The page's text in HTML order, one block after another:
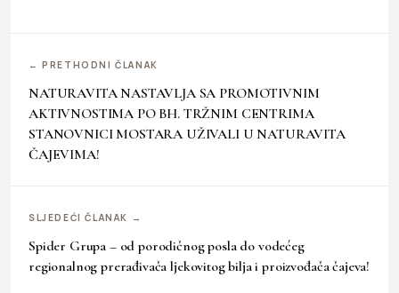
← PRETHODNI ČLANAK
NATURAVITA NASTAVLJA SA PROMOTIVNIM
AKTIVNOSTIMA PO BH. TRŽNIM CENTRIMA
STANOVNICI MOSTARA UŽIVALI U NATURAVITA
ČAJEVIMA!
SLJEDEĆI ČLANAK →
Spider Grupa – od porodičnog posla do vodećeg
regionalnog prerađivača ljekovitog bilja i proizvođača čajeva!